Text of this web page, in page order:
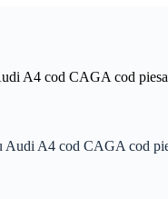
A4 cod CAGA cod piesa